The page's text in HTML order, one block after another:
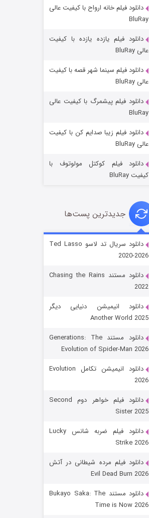
خاندان اژدها فصل ۳
جادوگری در مغولستان
قسمت
رویایی برای تو
قسمت
دانلود فیلم خانه ارواح با کیفیت عالی
BluRay
دانلود فیلم یازده یازده با کیفیت
عالی BluRay
دانلود فیلم سینما شهر قصه با کیفیت
عالی BluRay
دانلود فیلم پیشمرگ با کیفیت عالی
BluRay
دانلود فیلم زیبا صدایم کن با کیفیت
عالی BluRay
دانلود فیلم کوکتل مولوتوف با
کیفیت BluRay
جدیدترین پست‌ها
دانلود سریال تد لاسو Ted Lasso
2020-2026
دانلود مستند Chasing the Rains
2022
دانلود انیمیشن دنیایی دیگر
Another World 2025
دانلود مستند Generations: The
Evolution of Spider-Man 2026
دانلود انیمیشن تکامل Evolution
2026
دانلود فیلم خواهر دوم Second
Sister 2025
دانلود فیلم ضربه شانس Lucky
Strike 2026
دانلود فیلم مرده شیطانی در آتش
Evil Dead Burn 2026
دانلود مستند Bukayo Saka: The
Time is Now 2026